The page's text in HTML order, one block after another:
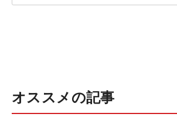
オススメの記事